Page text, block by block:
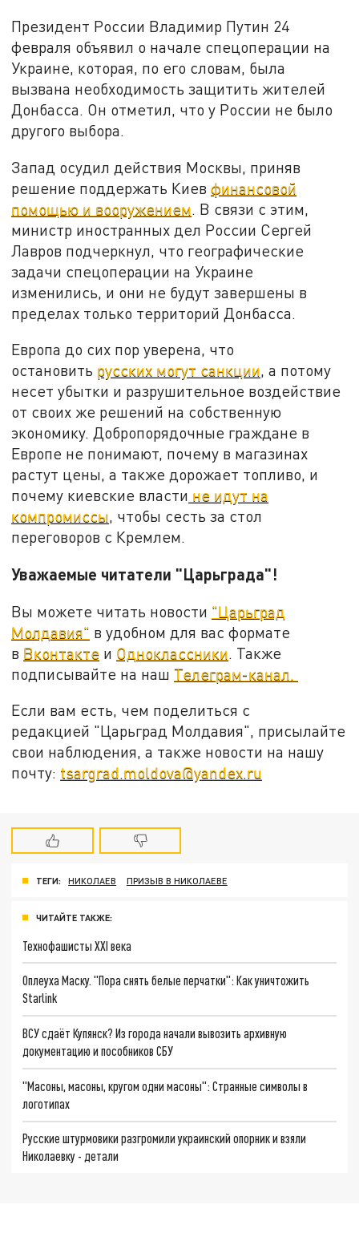
Президент России Владимир Путин 24
февраля объявил о начале спецоперации на
Украине, которая, по его словам, была
вызвана необходимость защитить жителей
Донбасса. Он отметил, что у России не было
другого выбора.
Запад осудил действия Москвы, приняв
решение поддержать Киевфинансовой
помощью и вооружением . В связи с этим,
министр иностранных дел России Сергей
Лавров подчеркнул, что географические
задачи спецоперации на Украине
изменились, и они не будут завершены в
пределах только территорий Донбасса.
Европа до сих пор уверена, что
остановить русских могут санкции, а потому
несет убытки и разрушительное воздействие
от своих же решений на собственную
экономику. Добропорядочные граждане в
Европе не понимают, почему в магазинах
растут цены, а также дорожает топливо, и
почему киевские власти не идут на
компромиссы, чтобы сесть за стол
переговоров с Кремлем.
Уважаемые читатели "Царьграда"!
Вы можете читать новости "Царьград
Молдавия" в удобном для вас формате
в Вконтакте и Одноклассники . Также
подписывайте на наш Телеграм-канал.
Если вам есть, чем поделиться с
редакцией "Царьград Молдавия", присылайте
свои наблюдения, а также новости на нашу
почту: tsargrad.moldova@yandex.ru
ТЕГИ: НИКОЛАЕВ ПРИЗЫВ В НИКОЛАЕВЕ
ЧИТАЙТЕ ТАКЖЕ:
Технофашисты XXI века
Оплеуха Маску. "Пора снять белые перчатки": Как уничтожить
Starlink
ВСУ сдаёт Купянск? Из города начали вывозить архивную
документацию и пособников СБУ
"Масоны, масоны, кругом одни масоны": Странные символы в
логотипах
Русские штурмовики разгромили украинский опорник и взяли
Николаевку - детали